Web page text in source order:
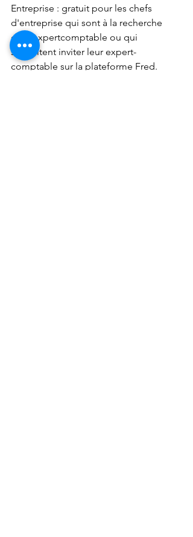
Entreprise : gratuit pour les chefs
d'entreprise qui sont à la recherche
d’un expertcomptable ou qui
souhaitent inviter leur expert-
comptable sur la plateforme Fred.